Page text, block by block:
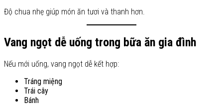
Độ chua nhẹ giúp món ăn tươi và thanh hơn.
Vang ngọt dễ uống trong bữa ăn gia đình
Nếu mới uống, vang ngọt dễ kết hợp:
Tráng miệng
Trái cây
Bánh